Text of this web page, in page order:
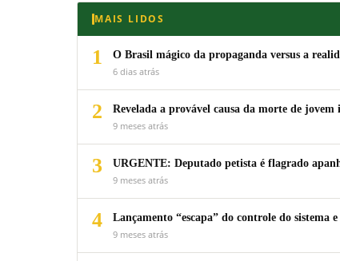
MAIS LIDOS
1
O Brasil mágico da propaganda versus a
6 dias atrás
2
Revelada a provável causa da morte de
9 meses atrás
3
URGENTE: Deputado petista é flagrado
9 meses atrás
4
Lançamento “escapa” do controle do
9 meses atrás